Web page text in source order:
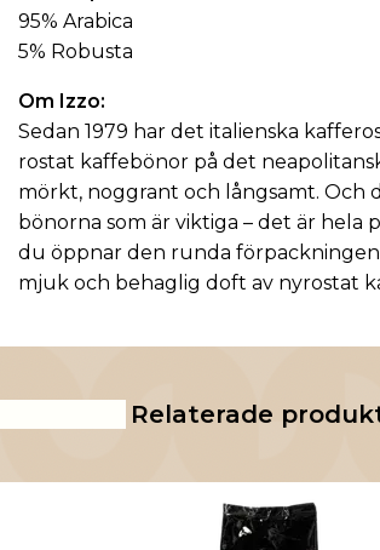
95% Arabica
5% Robusta
Om Izzo:
Sedan 1979 har det italienska
rostat kaffebönor på det
mörkt, noggrant och långsamt. Och
bönorna som är viktiga – det är hela
du öppnar den runda
mjuk och behaglig doft av nyrostat
Relaterade